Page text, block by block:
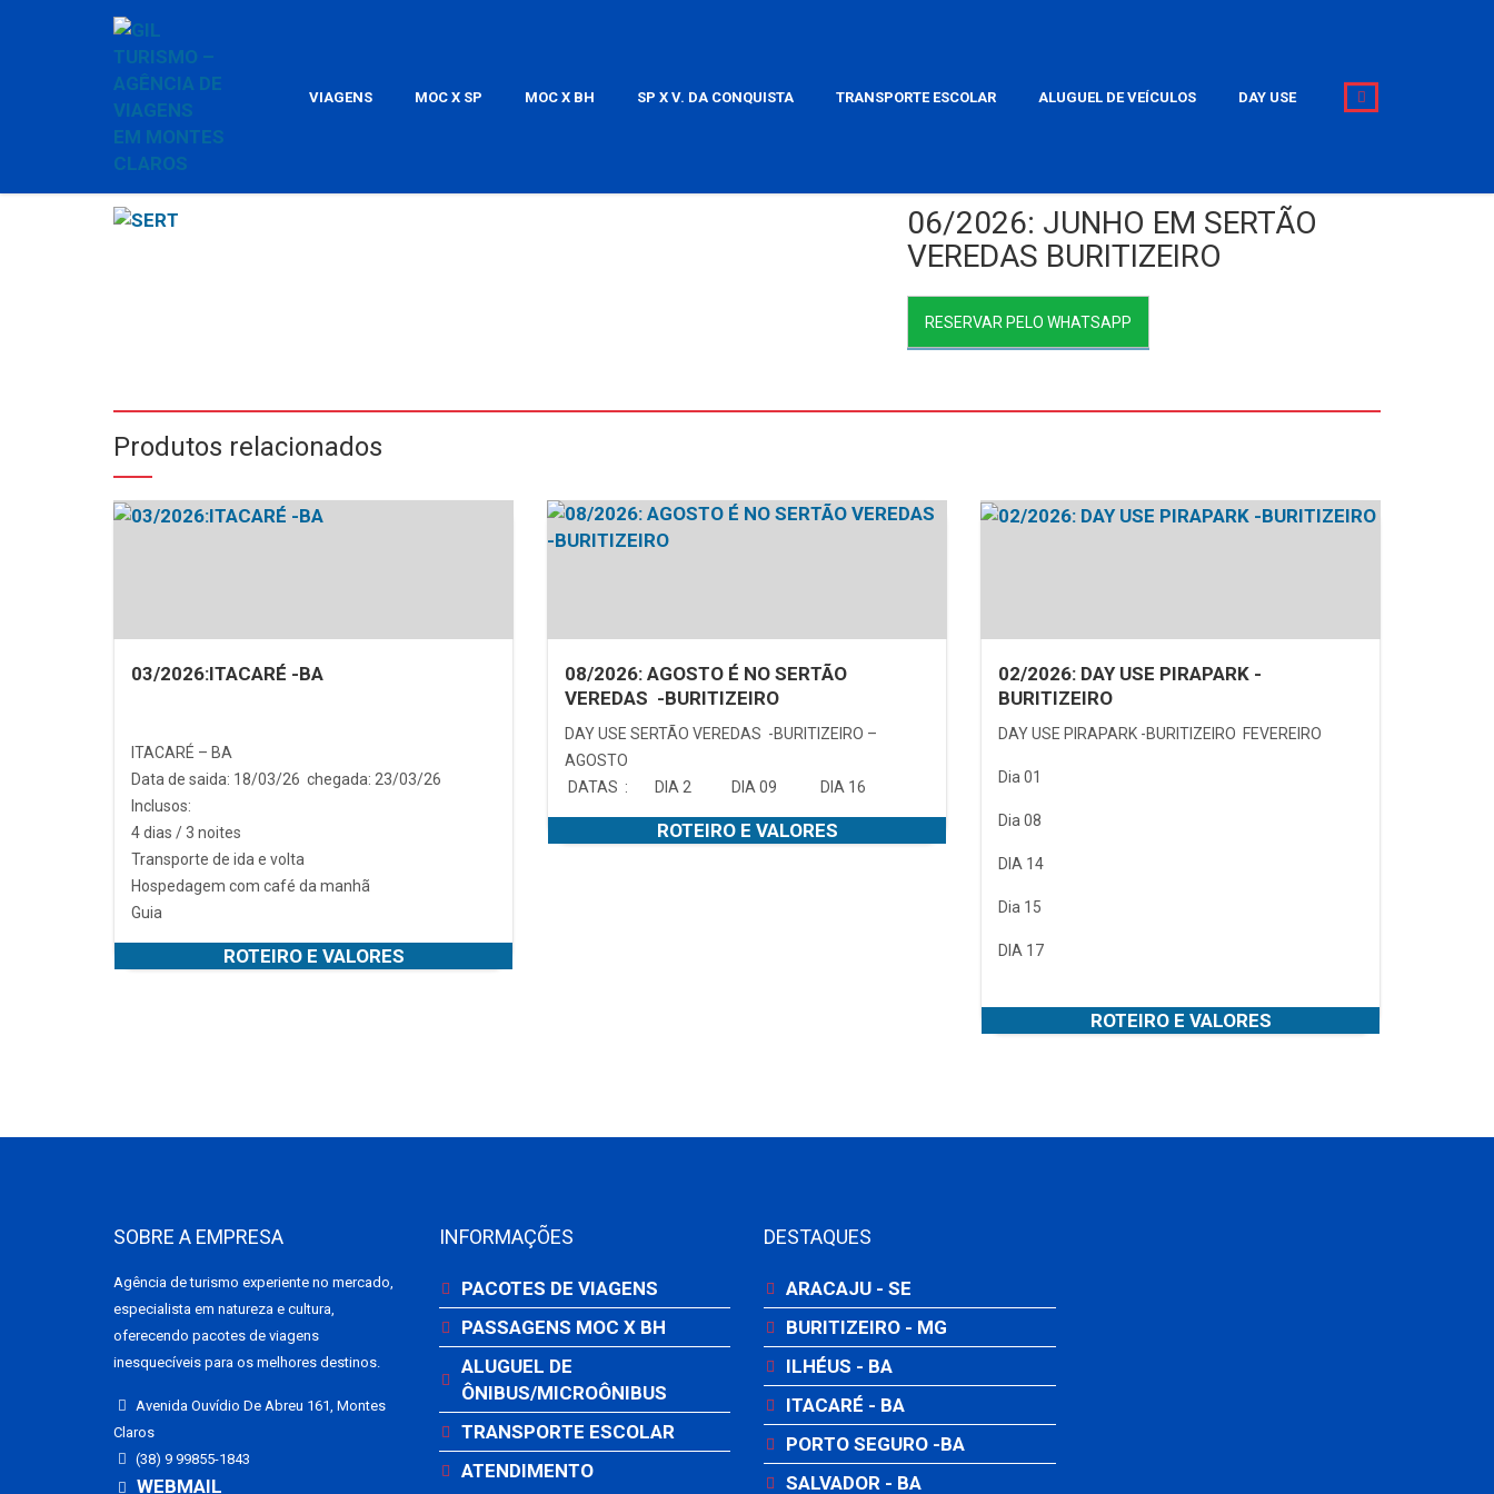
VIAGENS MOC X SP MOC X BH SP X V. DA CONQUISTA TRANSPORTE ESCOLAR ALUGUEL DE VEÍCULOS DAY USE
06/2026: JUNHO EM SERTÃO
VEREDAS BURITIZEIRO
RESERVAR PELO WHATSAPP
Produtos relacionados
03/2026:ITACARÉ -BA
ITACARÉ – BA
Data de saida: 18/03/26 chegada: 23/03/26
Inclusos:
4 dias / 3 noites
Transporte de ida e volta
Hospedagem com café da manhã
Guia
ROTEIRO E VALORES
08/2026: AGOSTO É NO SERTÃO
VEREDAS -BURITIZEIRO
DAY USE SERTÃO VEREDAS -BURITIZEIRO –
AGOSTO
DATAS : DIA 2 DIA 09 DIA 16
ROTEIRO E VALORES
02/2026: DAY USE PIRAPARK -
BURITIZEIRO
DAY USE PIRAPARK -BURITIZEIRO FEVEREIRO
Dia 01
Dia 08
DIA 14
Dia 15
DIA 17
ROTEIRO E VALORES
SOBRE A EMPRESA
Agência de turismo experiente no mercado,
especialista em natureza e cultura,
oferecendo pacotes de viagens
inesquecíveis para os melhores destinos.
Avenida Ouvídio De Abreu 161, Montes
Claros
(38) 9 99855-1843
WEBMAIL
INFORMAÇÕES
PACOTES DE VIAGENS
PASSAGENS MOC X BH
ALUGUEL DE
ÔNIBUS/MICROÔNIBUS
TRANSPORTE ESCOLAR
ATENDIMENTO
DESTAQUES
ARACAJU - SE
BURITIZEIRO - MG
ILHÉUS - BA
ITACARÉ - BA
PORTO SEGURO -BA
SALVADOR - BA